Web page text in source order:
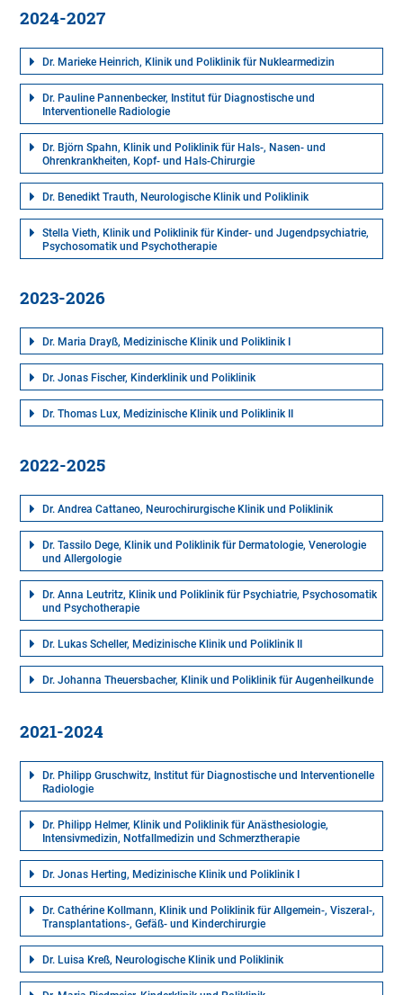
2024-2027
Dr. Marieke Heinrich, Klinik und Poliklinik für Nuklearmedizin
Dr. Pauline Pannenbecker, Institut für Diagnostische und
Interventionelle Radiologie
Dr. Björn Spahn, Klinik und Poliklinik für Hals-, Nasen- und
Ohrenkrankheiten, Kopf- und Hals-Chirurgie
Dr. Benedikt Trauth, Neurologische Klinik und Poliklinik
Stella Vieth, Klinik und Poliklinik für Kinder- und Jugendpsychiatrie,
Psychosomatik und Psychotherapie
2023-2026
Dr. Maria Drayß, Medizinische Klinik und Poliklinik I
Dr. Jonas Fischer, Kinderklinik und Poliklinik
Dr. Thomas Lux, Medizinische Klinik und Poliklinik II
2022-2025
Dr. Andrea Cattaneo, Neurochirurgische Klinik und Poliklinik
Dr. Tassilo Dege, Klinik und Poliklinik für Dermatologie, Venerologie
und Allergologie
Dr. Anna Leutritz, Klinik und Poliklinik für Psychiatrie, Psychosomatik
und Psychotherapie
Dr. Lukas Scheller, Medizinische Klinik und Poliklinik II
Dr. Johanna Theuersbacher, Klinik und Poliklinik für Augenheilkunde
2021-2024
Dr. Philipp Gruschwitz, Institut für Diagnostische und Interventionelle
Radiologie
Dr. Philipp Helmer, Klinik und Poliklinik für Anästhesiologie,
Intensivmedizin, Notfallmedizin und Schmerztherapie
Dr. Jonas Herting, Medizinische Klinik und Poliklinik I
Dr. Cathérine Kollmann, Klinik und Poliklinik für Allgemein-, Viszeral-,
Transplantations-, Gefäß- und Kinderchirurgie
Dr. Luisa Kreß, Neurologische Klinik und Poliklinik